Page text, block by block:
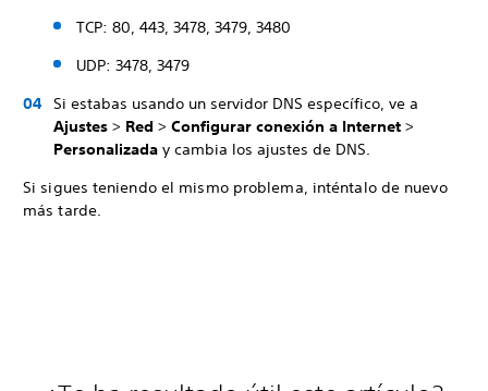
TCP: 80, 443, 3478, 3479, 3480
UDP: 3478, 3479
Si estabas usando un servidor DNS específico, ve a
Ajustes > Red > Configurar conexión a Internet >
Personalizada y cambia los ajustes de DNS.
Si sigues teniendo el mismo problema, inténtalo de nuevo
más tarde.